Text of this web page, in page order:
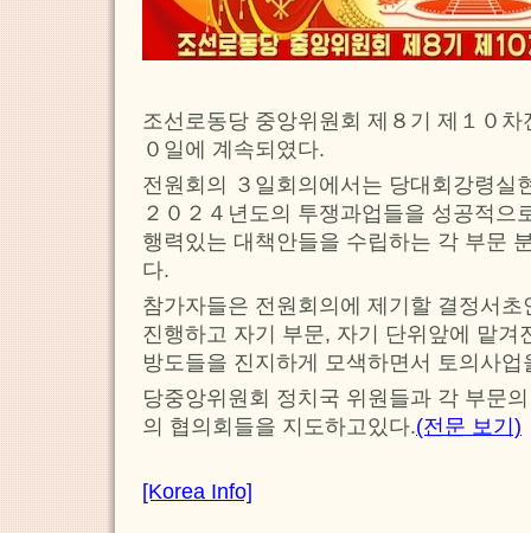
조선로동당 중앙위원회 제８기 제１０
０일에 계속되였다.
전원회의 ３일회의에서는 당대회강령실
２０２４년도의 투쟁과업들을 성공적으
행력있는 대책안들을 수립하는 각 부문
다.
참가자들은 전원회의에 제기할 결정서
진행하고 자기 부문, 자기 단위앞에 맡겨
방도들을 진지하게 모색하면서 토의사
당중앙위원회 정치국 위원들과 각 부문
의 협의회들을 지도하고있다.(전문 보기)
[Korea Info]